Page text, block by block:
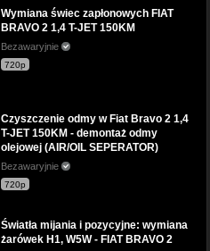
Wymiana świec zapłonowych FIAT
BRAVO 2 1,4 T-JET 150KM
Bezawaryjnie
720p
Czyszczenie odmy w Fiat Bravo 2 1,4
T-JET 150KM - demontaż odmy
olejowej (AIR/OIL SEPERATOR)
Bezawaryjnie
720p
Światła mijania i pozycyjne: wymiana
żarówek H1, W5W - FIAT BRAVO 2